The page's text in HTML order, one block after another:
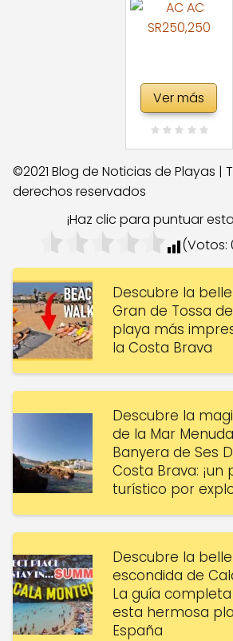
Ver más
©2021 Blog de Noticias de Playas |
derechos reservados
¡Haz clic para puntuar
(Votos:
Descubre la
Gran de Tossa
playa más
la Costa Brava
Descubre la
de la Mar
Banyera de Ses
Costa Brava: ¡un
turístico por
Descubre la
escondida de
La guía
esta hermosa
España